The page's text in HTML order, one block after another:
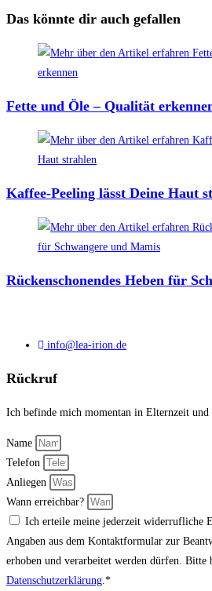
Das könnte dir auch gefallen
Fette und Öle – Qualität
Kaffee-Peeling lässt Deine Haut
Rückenschonendes Heben für
info@lea-irion.de
Rückruf
Ich befinde mich momentan in Elternzeit und
Name
Telefon
Anliegen
Wann erreichbar?
Ich erteile meine jederzeit widerrufliche
Angaben aus dem Kontaktformular zur
erhoben und verarbeitet werden dürfen. Bitte
Datenschutzerklärung.*